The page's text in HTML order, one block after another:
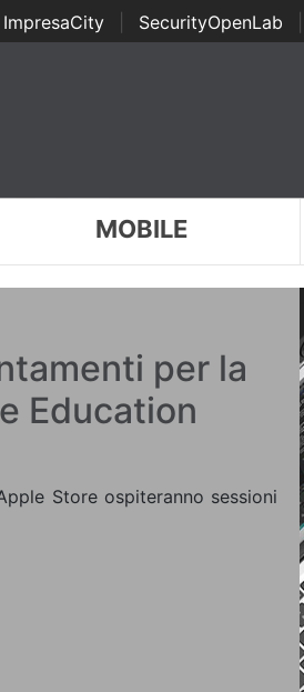
ImpresaCity SecurityOpenLab
Awards
MOBILE
per la
Education
Store ospiteranno sessioni